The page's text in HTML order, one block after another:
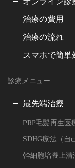
治療の費用
治療の流れ
スマホで簡単
診療メニュー
最先端治療
PRP毛髪再生医
SDHG療法（自
幹細胞培養上清